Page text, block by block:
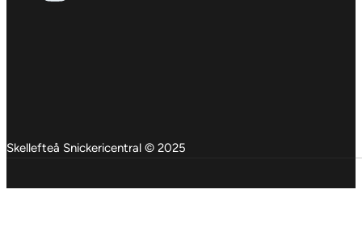
Skellefteå Snickericentral © 2025